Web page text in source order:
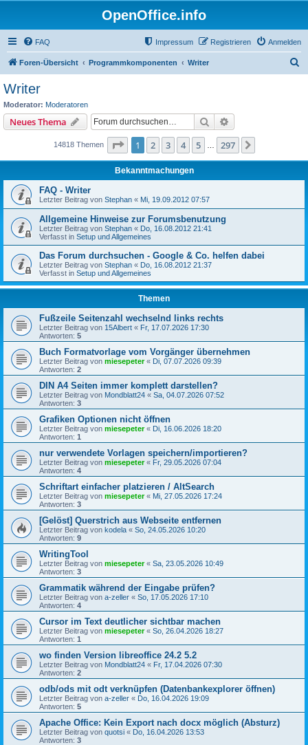
OpenOffice.info
FAQ Anmelden
Registrieren
Impressum
Foren-Übersicht Programmkomponenten Writer
Writer
Moderator: Moderatoren
Neues Thema Suche
14818 Themen Seite 1von 297
1 2 3 4 5 297
Bekanntmachungen
FAQ - Writer
Letzter Beitrag von Stephan « Mi, 19.09.2012 07:57
Allgemeine Hinweise zur Forumsbenutzung
Letzter Beitrag von Stephan « Do, 16.08.2012 21:41
Verfasst in Setup und Allgemeines
Das Forum durchsuchen - Google & Co. helfen dabei
Letzter Beitrag von Stephan « Do, 16.08.2012 21:37
Verfasst in Setup und Allgemeines
Themen
Fußzeile Seitenzahl wechselnd links rechts
Letzter Beitrag von 15Albert « Fr, 17.07.2026 17:30
Antworten: 5
Buch Formatvorlage vom Vorgänger übernehmen
Letzter Beitrag von miesepeter« Di, 07.07.2026 09:39
Antworten: 2
DIN A4 Seiten immer komplett darstellen?
Letzter Beitrag von Mondblatt24 « Sa, 04.07.2026 07:52
Antworten: 3
Grafiken Optionen nicht öffnen
Letzter Beitrag von miesepeter« Di, 16.06.2026 18:20
Antworten: 1
nur verwendete Vorlagen speichern/importieren?
Letzter Beitrag von miesepeter« Fr, 29.05.2026 07:04
Antworten: 4
Schriftart einfacher platzieren / AltSearch
Letzter Beitrag von miesepeter« Mi, 27.05.2026 17:24
Antworten: 3
[Gelöst] Querstrich aus Webseite entfernen
Letzter Beitrag von kodela « So, 24.05.2026 10:20
Antworten: 9
WritingTool
Letzter Beitrag von miesepeter« Sa, 23.05.2026 10:49
Antworten: 3
Grammatik während der Eingabe prüfen?
Letzter Beitrag von a-zeller « So, 17.05.2026 17:10
Antworten: 4
Cursor im Text deutlicher sichtbar machen
Letzter Beitrag von miesepeter« So, 26.04.2026 18:27
Antworten: 1
wo finden Version libreoffice 24.2 5.2
Letzter Beitrag von Mondblatt24 « Fr, 17.04.2026 07:30
Antworten: 2
odb/ods mit odt verknüpfen (Datenbankexplorer öffnen)
Letzter Beitrag von a-zeller « Do, 16.04.2026 19:09
Antworten: 5
Apache Office: Kein Export nach docx möglich (Absturz)
Letzter Beitrag von quotsi « Do, 16.04.2026 13:53
Antworten: 3